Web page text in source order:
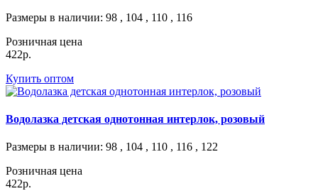
Размеры в наличии: 98 , 104 , 110 , 116
Розничная цена
422р.
Купить оптом
Водолазка детская однотонная интерлок, розовый
Размеры в наличии: 98 , 104 , 110 , 116 , 122
Розничная цена
422р.